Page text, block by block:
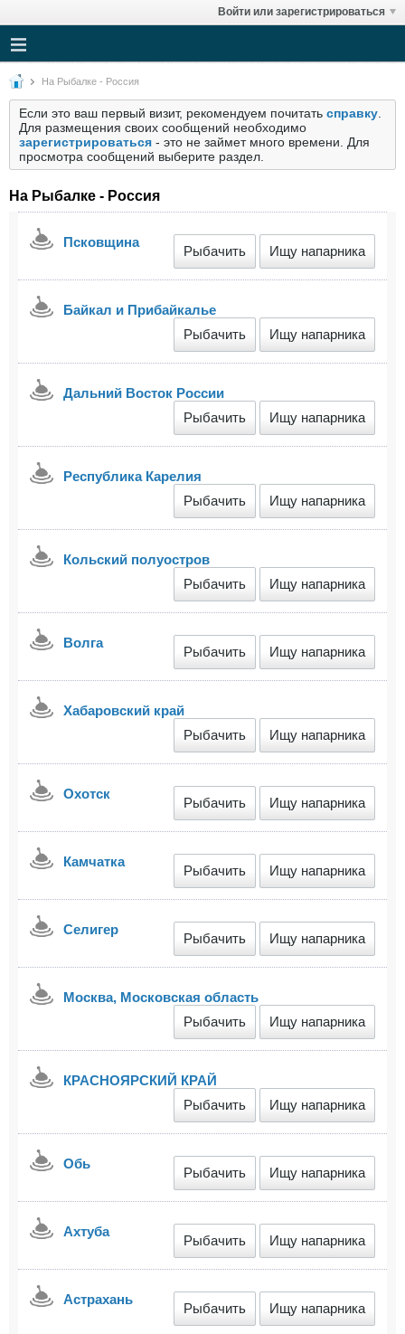
Войти или зарегистрироваться
На Рыбалке - Россия
Если это ваш первый визит, рекомендуем почитать справку
Для размещения своих сообщений необходимо
зарегистрироваться - это не займет много времени. Для
просмотра сообщений выберите раздел.
На Рыбалке - Россия
Псковщина
Рыбачить Ищу напарника
Байкал и Прибайкалье
Рыбачить
Ищу напарника
Дальний Восток России
Рыбачить
Ищу напарника
Республика Карелия
Рыбачить
Ищу напарника
Кольский полуостров
Рыбачить
Ищу напарника
Волга
Рыбачить Ищу напарника
Хабаровский край
Рыбачить
Ищу напарника
Охотск
Рыбачить Ищу напарника
Камчатка
Рыбачить Ищу напарника
Селигер
Рыбачить Ищу напарника
Москва, Московская область
Рыбачить
Ищу напарника
КРАСНОЯРСКИЙ КРАЙ
Рыбачить
Ищу напарника
Обь
Рыбачить Ищу напарника
Ахтуба
Рыбачить Ищу напарника
Астрахань
Рыбачить Ищу напарника